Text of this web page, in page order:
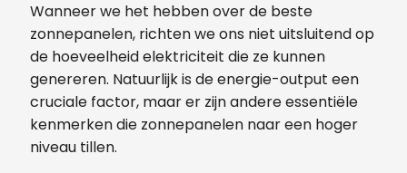
Wanneer we het hebben over de beste
zonnepanelen, richten we ons niet uitsluitend op
de hoeveelheid elektriciteit die ze kunnen
genereren. Natuurlijk is de energie-output een
cruciale factor, maar er zijn andere essentiële
kenmerken die zonnepanelen naar een hoger
niveau tillen.